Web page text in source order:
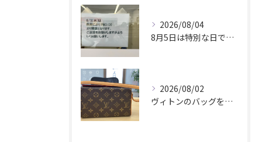
2026/08/04
8月5日は特別な日です。
2026/08/02
ヴィトンのバッグを久しぶりに取り出しましたか？